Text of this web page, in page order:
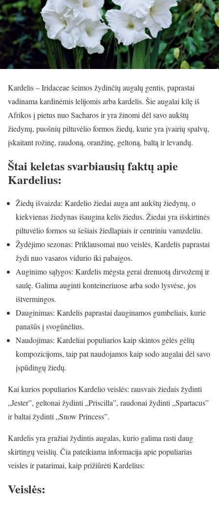
Kardelis – Iridaceae šeimos žydinčių augalų gentis, paprastai
vadinama kardinėmis lelijomis arba kardelis. Šie augalai kilę iš
Afrikos į pietus nuo Sacharos ir yra žinomi dėl savo aukštų
žiedynų, puošnių piltuvėlio formos žiedų, kurie yra įvairių spalvų,
įskaitant rožinę, raudoną, oranžinę, geltoną, baltą ir levandų.
Štai keletas svarbiausių faktų apie
Kardelius:
Žiedų išvaizda: Kardelio žiedai auga ant aukštų žiedynų, o
kiekvienas žiedynas išaugina kelis žiedus. Žiedai yra išskirtinės
piltuvėlio formos su šešiais žiedlapiais ir centriniu vamzdeliu.
Žydėjimo sezonas: Priklausomai nuo veislės, Kardelis paprastai
žydi nuo vasaros vidurio iki pabaigos.
Auginimo sąlygos: Kardelis mėgsta gerai drenuotą dirvožemį ir
saulę. Galima auginti konteineriuose arba sodo lysvėse, jos
ištvermingos.
Dauginimas: Kardelis paprastai dauginamos gumbeliais, kurie
panašūs į svogūnėlius.
Naudojimas: Kardeliai populiarios kaip skintos gėlės gėlių
kompozicijoms, taip pat naudojamos kaip sodo augalai dėl savo
įspūdingų žiedų.
Kai kurios populiarios Kardelio veislės: rausvais žiedais žydinti
„Jester”, geltonai žydinti „Priscilla”, raudonai žydinti „Spartacus”
ir baltai žydinti „Snow Princess”.
Kardelis yra gražiai žydintis augalas, kurio galima rasti daug
skirtingų veislių. Čia pateikiama informacija apie populiarias
veisles ir patarimai, kaip prižiūrėti Kardelius:
Veislės: